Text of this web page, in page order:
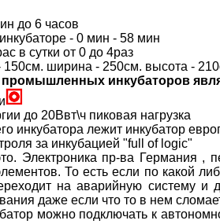
до 6 часов
- 0 мин - 58 мин
в сутки от 0 до 4раз
ширина - 250см. высота -
инкубаторов
до 20Ввт\ч пиковая нагрузка
инкубатора лежит инкубатор
за инкубацией "full of logic"
Электроника пр-ва Германия ,
То есть если по какой
на аварийную систему
даже если что то в нем
можно подключать к